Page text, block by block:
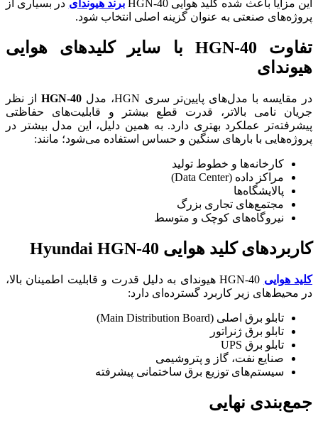
این مزایا باعث شده کلید هوایی HGN-40 برند هیوندای در بسیاری از
پروژه‌های صنعتی به عنوان گزینه اصلی انتخاب شود.
تفاوت HGN-40 با سایر کلیدهای هوایی
هیوندای
در مقایسه با مدل‌های پایین‌تر سری HGN، مدل HGN-40از نظر
جریان نامی بالاتر، قدرت قطع بیشتر و قابلیت‌های حفاظتی
پیشرفته‌تر عملکرد بهتری دارد. به همین دلیل، این مدل بیشتر در
پروژه‌هایی با بارهای سنگین و حساس استفاده می‌شود؛ مانند:
کارخانه‌ها و خطوط تولید
مراکز داده (Data Center)
پالایشگاه‌ها
مجتمع‌های تجاری بزرگ
نیروگاه‌های کوچک و متوسط
کاربردهای کلید هوایی Hyundai HGN-40
کلید هوایی
HGN-40 هیوندای به دلیل قدرت و قابلیت اطمینان بالا،
در محیط‌های زیر کاربرد گسترده‌ای دارد:
تابلو برق اصلی (Main Distribution Board)
تابلو برق ژنراتور
تابلو برق UPS
صنایع نفت، گاز و پتروشیمی
سیستم‌های توزیع برق ساختمانی پیشرفته
جمع‌بندی نهایی